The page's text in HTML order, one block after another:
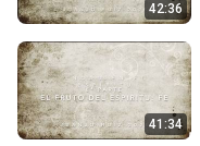
42:36
41:34